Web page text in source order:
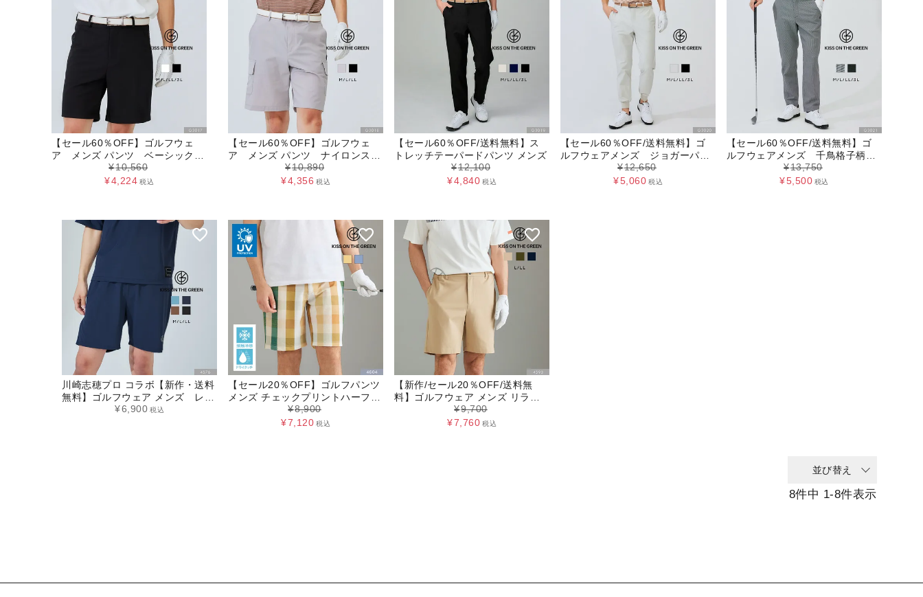
【セール60％OFF】ゴルフウェ
ア メンズ パンツ ベーシックハ
¥10,560
¥4,224 税込
【セール60％OFF】ゴルフウェ
ア メンズ パンツ ナイロンスト
レッチカーゴハーフパンツ
¥10,890
¥4,356 税込
【セール60％OFF/送料無料】ス
トレッチテーパードパンツ メンズ
¥12,100
¥4,840 税込
【セール60％OFF/送料無料】ゴ
ルフウェアメンズ ジョガーパン
ツ フルレングス【M～3Lサイズ
¥12,650
¥5,060 税込
【セール60％OFF/送料無料】ゴ
ルフウェアメンズ 千鳥格子柄ス
トレッチテーパードパンツ フル
レングス【M～3Lサイズ展開】
¥13,750
¥5,500 税込
川崎志穂プロ コラボ【新作・送料
無料】ゴルフウェア メンズ レデ
ィース ユニセックス ハーフパン
¥6,900 税込
【セール20％OFF】ゴルフパンツ
メンズ チェックプリントハーフパ
ンツ 春夏 ドライタッチ 接触冷感
¥8,900
¥7,120 税込
【新作/セール20％OFF/送料無
料】ゴルフウェア メンズ リラッ
クスハーフパンツ ボトムス スト
レッチ 伸縮性 ゴルフ ウェア L LL
¥9,700
¥7,760 税込
並び替え
8件中 1-8件表示